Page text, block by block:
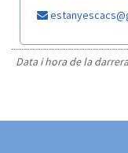
Data i hora de la